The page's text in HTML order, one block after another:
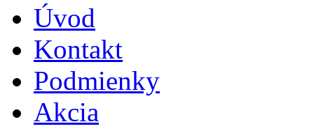
Úvod
Kontakt
Podmienky
Akcia